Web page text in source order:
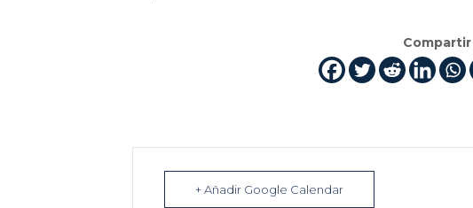
Compartir
+ Añadir Google Calendar